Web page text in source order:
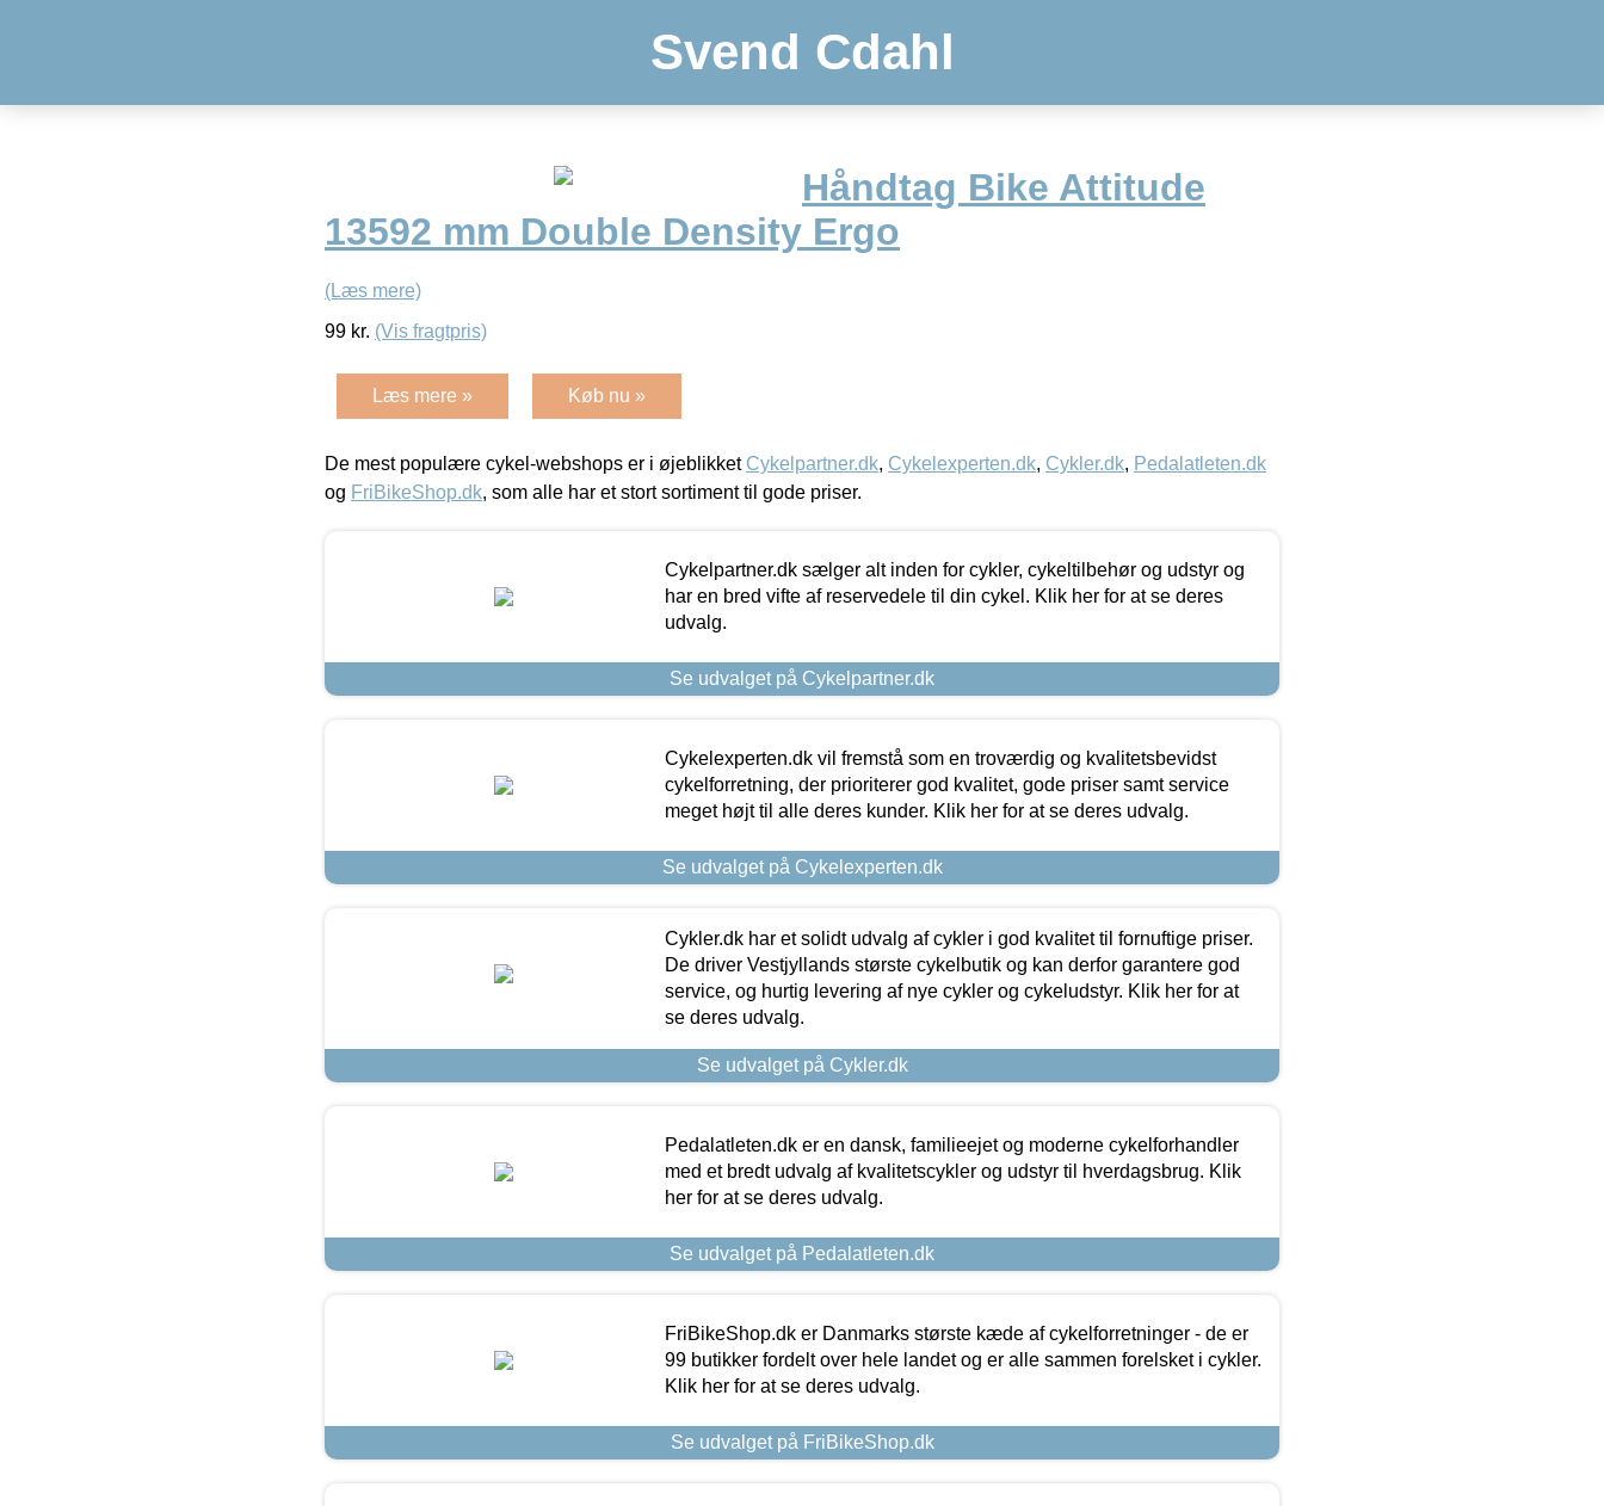
Svend Cdahl
Håndtag Bike Attitude
13592 mm Double Density Ergo
(Læs mere)
99 kr. (Vis fragtpris)
Læs mere » Køb nu »
De mest populære cykel-webshops er i øjeblikket Cykelpartner.dk, Cykelexperten.dk, Cykler.dk, Pedalatleten.dk
og FriBikeShop.dk, som alle har et stort sortiment til gode priser.
Cykelpartner.dk sælger alt inden for cykler, cykeltilbehør og udstyr og
har en bred vifte af reservedele til din cykel. Klik her for at se deres
udvalg.
Se udvalget på Cykelpartner.dk
Cykelexperten.dk vil fremstå som en troværdig og kvalitetsbevidst
cykelforretning, der prioriterer god kvalitet, gode priser samt service
meget højt til alle deres kunder. Klik her for at se deres udvalg.
Se udvalget på Cykelexperten.dk
Cykler.dk har et solidt udvalg af cykler i god kvalitet til fornuftige priser.
De driver Vestjyllands største cykelbutik og kan derfor garantere god
service, og hurtig levering af nye cykler og cykeludstyr. Klik her for at
se deres udvalg.
Se udvalget på Cykler.dk
Pedalatleten.dk er en dansk, familieejet og moderne cykelforhandler
med et bredt udvalg af kvalitetscykler og udstyr til hverdagsbrug. Klik
her for at se deres udvalg.
Se udvalget på Pedalatleten.dk
FriBikeShop.dk er Danmarks største kæde af cykelforretninger - de er
99 butikker fordelt over hele landet og er alle sammen forelsket i cykler.
Klik her for at se deres udvalg.
Se udvalget på FriBikeShop.dk